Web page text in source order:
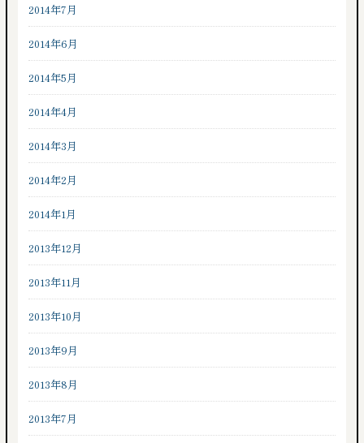
2014年7月
2014年6月
2014年5月
2014年4月
2014年3月
2014年2月
2014年1月
2013年12月
2013年11月
2013年10月
2013年9月
2013年8月
2013年7月